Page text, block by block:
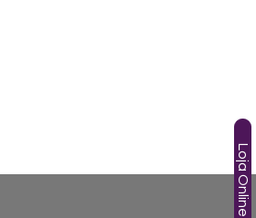
Loja Online